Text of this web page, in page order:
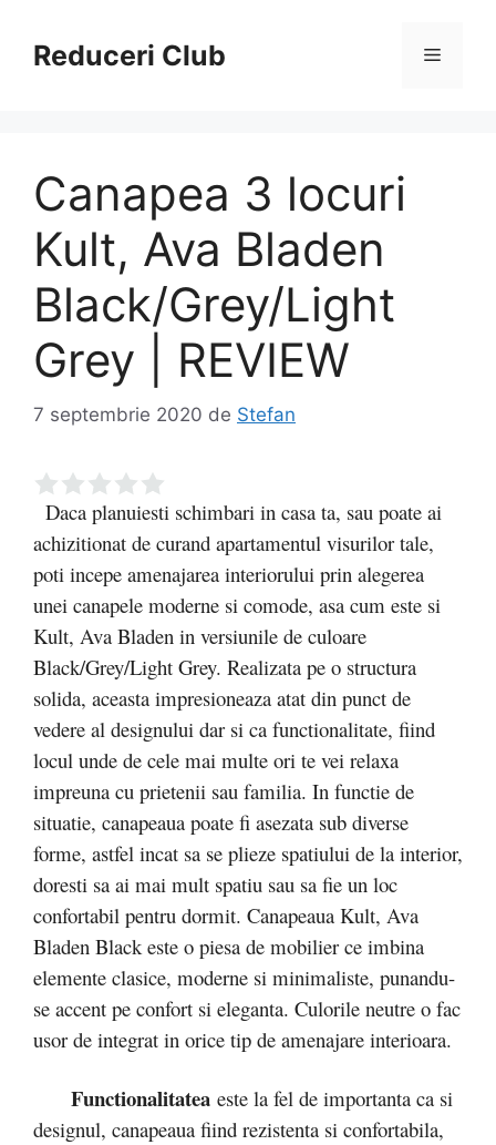
conținutReduceri Club Meniu
Canapea 3 locuri
Kult, Ava Bladen
Black/Grey/Light
Grey | REVIEW
7 septembrie 2020 de Stefan
Daca planuiesti schimbari in casa ta, sau poate ai
achizitionat de curand apartamentul visurilor tale,
poti incepe amenajarea interiorului prin alegerea
unei canapele moderne si comode, asa cum este si
Kult, Ava Bladen in versiunile de culoare
Black/Grey/Light Grey. Realizata pe o structura
solida, aceasta impresioneaza atat din punct de
vedere al designului dar si ca functionalitate, fiind
locul unde de cele mai multe ori te vei relaxa
impreuna cu prietenii sau familia. In functie de
situatie, canapeaua poate fi asezata sub diverse
forme, astfel incat sa se plieze spatiului de la interior,
doresti sa ai mai mult spatiu sau sa fie un loc
confortabil pentru dormit. Canapeaua Kult, Ava
Bladen Black este o piesa de mobilier ce imbina
elemente clasice, moderne si minimaliste, punandu-
se accent pe confort si eleganta. Culorile neutre o fac
usor de integrat in orice tip de amenajare interioara.
Functionalitatea este la fel de importanta ca si
designul, canapeaua fiind rezistenta si confortabila,